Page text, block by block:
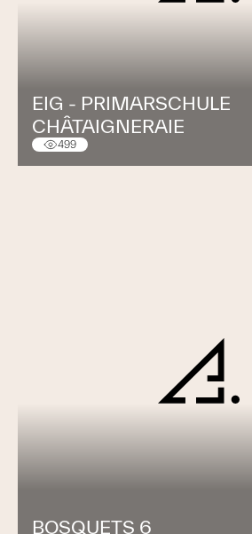
EIG - PRIMARSCHULE
CHÂTAIGNERAIE
499
BOSQUETS 6